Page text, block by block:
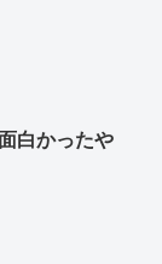
白かったや